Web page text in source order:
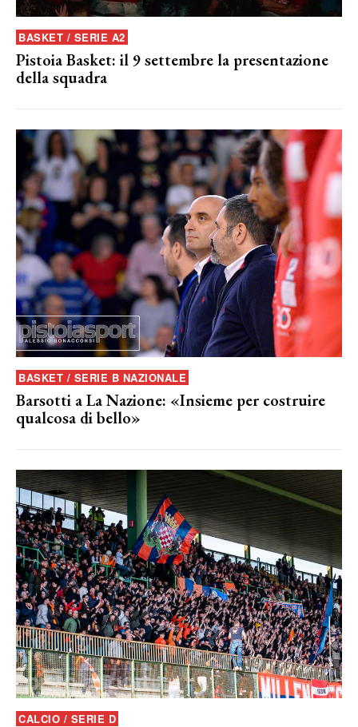
BASKET / SERIE A2
Pistoia Basket: il 9 settembre la presentazione
della squadra
BASKET / SERIE B NAZIONALE
Barsotti a La Nazione: «Insieme per costruire
qualcosa di bello»
CALCIO / SERIE D